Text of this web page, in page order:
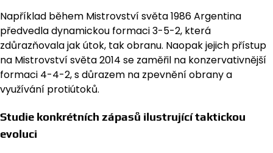
Například během Mistrovství světa 1986 Argentina
předvedla dynamickou formaci 3-5-2, která
zdůrazňovala jak útok, tak obranu. Naopak jejich přístup
na Mistrovství světa 2014 se zaměřil na konzervativnější
formaci 4-4-2, s důrazem na zpevnění obrany a
využívání protiútoků.
Studie konkrétních zápasů ilustrující taktickou
evoluci